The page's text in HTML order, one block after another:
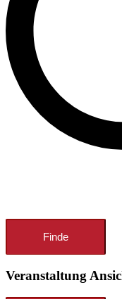
Finde
Veranstaltung